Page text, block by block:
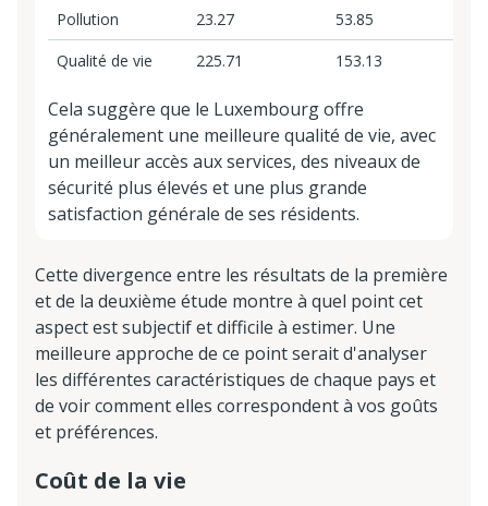
Pollution 23.27
53.85
Qualité de vie
225.71 153.13
Cela suggère que le Luxembourg offre
généralement une meilleure qualité de vie, avec
un meilleur accès aux services, des niveaux de
sécurité plus élevés et une plus grande
satisfaction générale de ses résidents.
Cette divergence entre les résultats de la première
et de la deuxième étude montre à quel point cet
aspect est subjectif et difficile à estimer. Une
meilleure approche de ce point serait d'analyser
les différentes caractéristiques de chaque pays et
de voir comment elles correspondent à vos goûts
et préférences.
Coût de la vie